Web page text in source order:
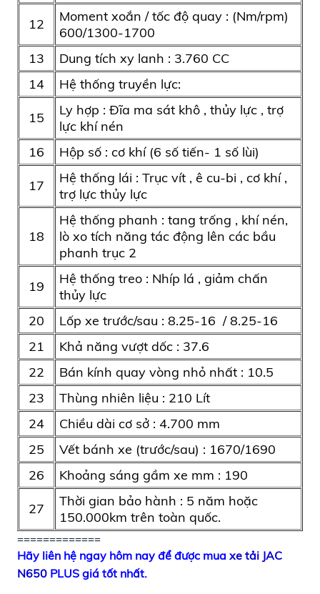
12
Moment xoắn / tốc độ quay : (Nm/rpm)
600/1300-1700
13
Dung tích xy lanh : 3.760 CC
14
Hệ thống truyền lực:
15
Ly hợp : Đĩa ma sát khô , thủy lực , trợ
lực khí nén
16
Hộp số : cơ khí (6 số tiến- 1 số lùi)
17
Hệ thống lái : Trục vít , ê cu-bi , cơ khí ,
trợ lực thủy lực
18
Hệ thống phanh : tang trống , khí nén,
lò xo tích năng tác động lên các bầu
phanh trục 2
19
Hệ thống treo : Nhíp lá , giảm chấn
thủy lực
20
Lốp xe trước/sau : 8.25-16 / 8.25-16
21
Khả năng vượt dốc : 37.6
22
Bán kính quay vòng nhỏ nhất : 10.5
23
Thùng nhiên liệu : 210 Lít
24
Chiều dài cơ sở : 4.700 mm
25
Vết bánh xe (trước/sau) : 1670/1690
26
Khoảng sáng gầm xe mm : 190
27
Thời gian bảo hành : 5 năm hoặc
150.000km trên toàn quốc.
=============
Hãy liên hệ ngay hôm nay để được mua xe tải JAC
N650 PLUS giá tốt nhất.